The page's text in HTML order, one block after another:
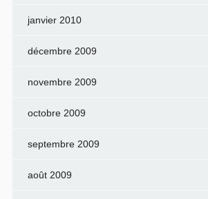
janvier 2010
décembre 2009
novembre 2009
octobre 2009
septembre 2009
août 2009